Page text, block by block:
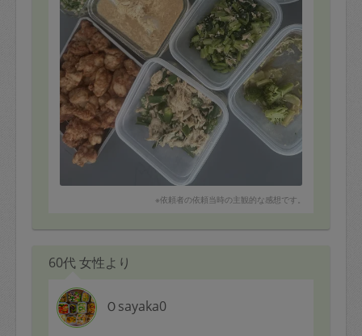
※依頼者の依頼当時の主観的な感想です。
60代 女性より
Ｏsayaka0